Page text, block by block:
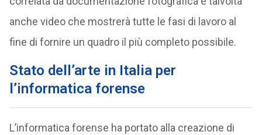
anche video che mostrerà tutte le fasi di lavoro al
fine di fornire un quadro il più completo possibile.
Stato dell’arte in Italia per
l’informatica forense
L’informatica forense ha portato alla creazione di